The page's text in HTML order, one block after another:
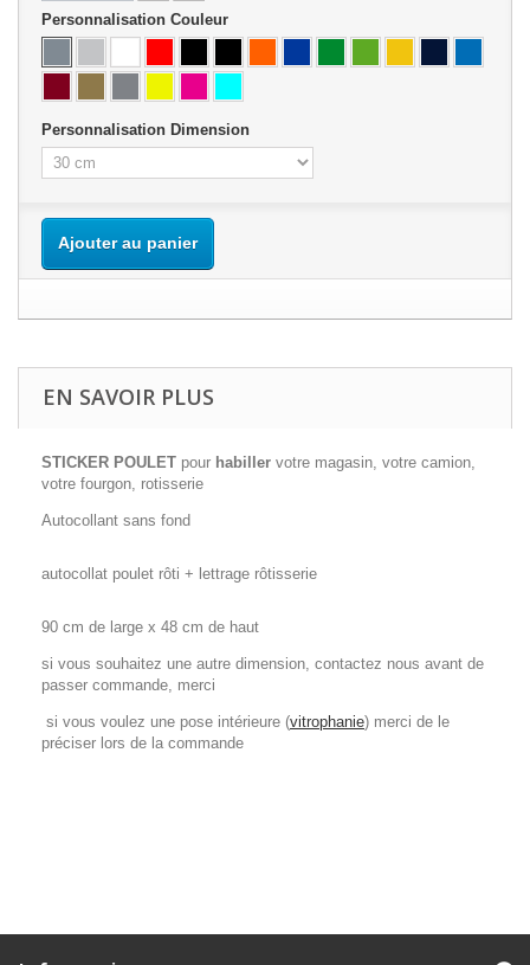
Personnalisation Couleur
Personnalisation Dimension
Ajouter au panier
EN SAVOIR PLUS
STICKER POULET pour habiller votre magasin, votre camion,
votre fourgon, rotisserie
Autocollant sans fond
autocollat poulet rôti + lettrage rôtisserie
90 cm de large x 48 cm de haut
si vous souhaitez une autre dimension, contactez nous avant de
passer commande, merci
si vous voulez une pose intérieure (vitrophanie) merci de le
préciser lors de la commande